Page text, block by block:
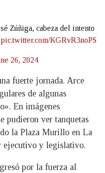
Zúñiga, cabeza del intento
pic.twitter.com/KGRvR3noPS
26, 2024
fuerte jornada. Arce
de algunas
En imágenes
pudieron ver tanquetas
la Plaza Murillo en La
ejecutivo y legislativo.
por la fuerza al